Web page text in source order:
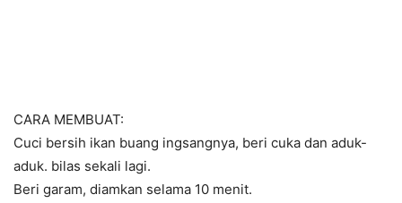
CARA MEMBUAT:
Cuci bersih ikan buang ingsangnya, beri cuka dan aduk-
aduk. bilas sekali lagi.
Beri garam, diamkan selama 10 menit.